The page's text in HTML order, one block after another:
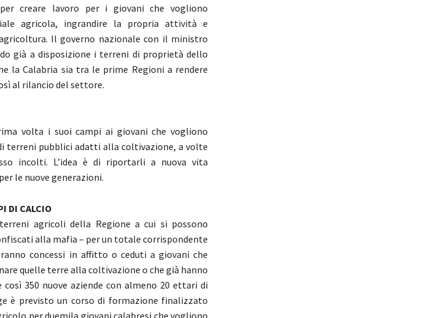
creare lavoro per i giovani che vogliono
agricola, ingrandire la propria attività e
Il governo nazionale con il ministro
già a disposizione i terreni di proprietà dello
la Calabria sia tra le prime Regioni a rendere
al rilancio del settore.
volta i suoi campi ai giovani che vogliono
terreni pubblici adatti alla coltivazione, a volte
incolti. L’idea è di riportarli a nuova vita
le nuove generazioni.
DI CALCIO
agricoli della Regione a cui si possono
alla mafia – per un totale corrispondente
concessi in affitto o ceduti a giovani che
quelle terre alla coltivazione o che già hanno
350 nuove aziende con almeno 20 ettari di
è previsto un corso di formazione finalizzato